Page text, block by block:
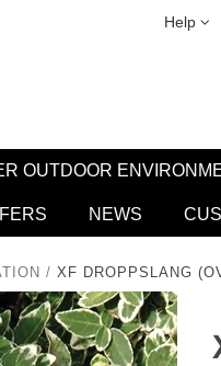
Help
Security & cookies
OUTDOOR
NEWS
/ XF DROPPSLANG